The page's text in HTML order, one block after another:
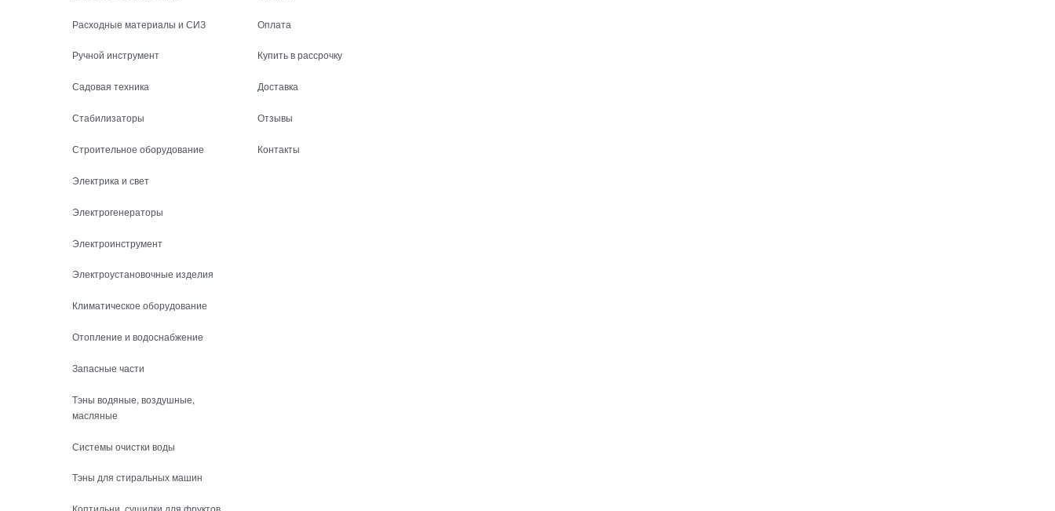
Расходные материалы и СИЗ
Ручной инструмент
Садовая техника
Стабилизаторы
Строительное оборудование
Электрика и свет
Электрогенераторы
Электроинструмент
Электроустановочные изделия
Климатическое оборудование
Отопление и водоснабжение
Запасные части
Тэны водяные, воздушные,
масляные
Системы очистки воды
Тэны для стиральных машин
Оплата
Купить в рассрочку
Доставка
Отзывы
Контакты